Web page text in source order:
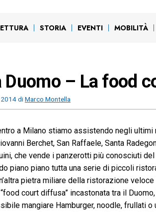
STORIA EVENTI MOBILITÀ
Duomo – La food
diMarco Montella
a Milano stiamo assistendo negli
Berchet, San Raffaele, Santa
che vende i panzerotti più conosciuti
piano piano tutta una serie di piccoli
pietra miliare della ristorazione
“food court diffusa” incastonata tra il
mangiare Hamburger, noodle, frullati